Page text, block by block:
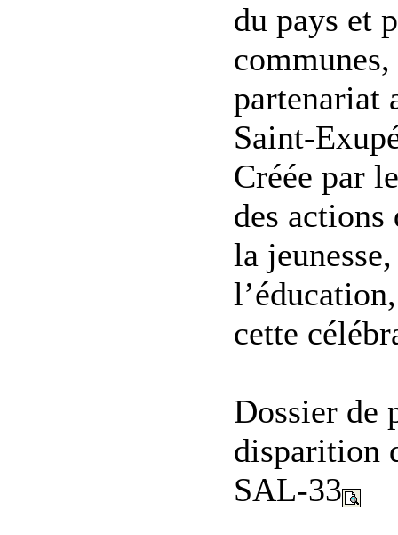
du pays et
partenariat
Saint-
Créée par
des
la
cette
Dossier de
disparition
SAL-33